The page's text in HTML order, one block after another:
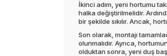
İkinci adım, yeni hortumu
halka değiştirilmelidir.
bir şekilde sıkılır. Ancak,
Son olarak, montajı
olunmalıdır. Ayrıca,
olduktan sonra, yeni duş